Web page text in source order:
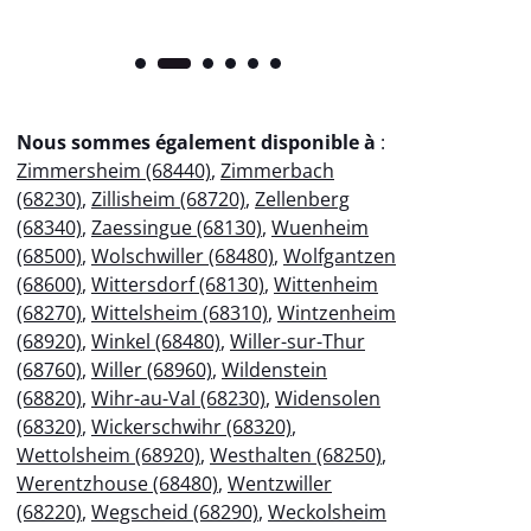
Nous sommes également disponible à :
Zimmersheim (68440), Zimmerbach
(68230), Zillisheim (68720), Zellenberg
(68340), Zaessingue (68130), Wuenheim
(68500), Wolschwiller (68480), Wolfgantzen
(68600), Wittersdorf (68130), Wittenheim
(68270), Wittelsheim (68310), Wintzenheim
(68920), Winkel (68480), Willer-sur-Thur
(68760), Willer (68960), Wildenstein
(68820), Wihr-au-Val (68230), Widensolen
(68320), Wickerschwihr (68320),
Wettolsheim (68920), Westhalten (68250),
Werentzhouse (68480), Wentzwiller
(68220), Wegscheid (68290), Weckolsheim